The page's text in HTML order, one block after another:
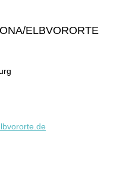
ELBVORORTE